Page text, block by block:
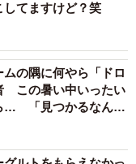
ようになっていく
、少し目を離すと
すます大変になっ
まだこれからが大
ちらも成長してい
てますけど？笑
の隅に何やら「ドロ
この暑い中いったい
… 「見つかるなんて